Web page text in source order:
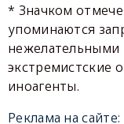
* Значком
упоминаются
нежелательными
экстремистские
иноагенты.
Реклама на сайте: